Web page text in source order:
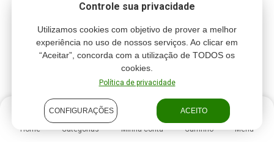
Controle sua privacidade
Utilizamos cookies com objetivo de prover a melhor
experiência no uso de nossos serviços. Ao clicar em
“Aceitar”, concorda com a utilização de TODOS os
cookies.
Política de privacidade
CONFIGURAÇÕES ACEITO
Home Categorias Minha conta Carrinho Menu